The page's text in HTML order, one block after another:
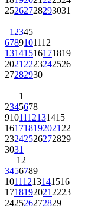
25262728293031
1 2345
6789101112
13141516171819
2021 2223242526
27282930
1
2345678
9101112131415
161718192021 22
23242526272829
3031
1 2
3456789
10111213141516
1718192021 2223
242526272829